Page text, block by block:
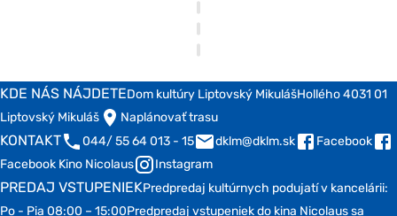
KDE NÁS NÁJDETEDom kultúry Liptovský MikulášHollého 4031 01
Liptovský Mikuláš
Naplánovať trasu
KONTAKT 044/ 55 64 013 - 15 dklm@dklm.sk
Facebook
Facebook Kino Nicolaus
Instagram
PREDAJ VSTUPENIEKPredpredaj kultúrnych podujatí v kancelárii:
Po - Pia 08:00 – 15:00Predpredaj vstupeniek do kina Nicolaus sa